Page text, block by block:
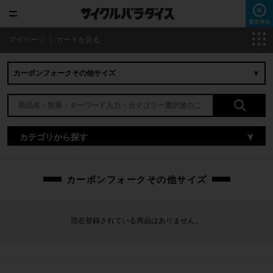
マイページ カートを見る
カテゴリから探す
カーボンフォークその他サイズ
現在登録されている商品はありません。